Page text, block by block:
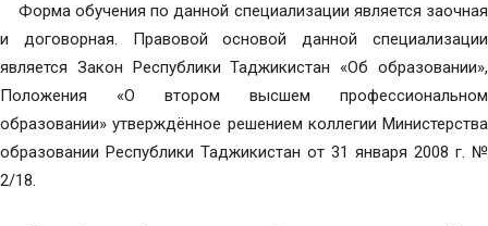
Форма обучения по данной специализации является заочная
и договорная. Правовой основой данной специализации
является Закон Республики Таджикистан «Об образовании»,
Положения «О втором высшем профессиональном
образовании» утверждённое решением коллегии Министерства
образовании Республики Таджикистан от 31 января 2008 г. №
2/18.